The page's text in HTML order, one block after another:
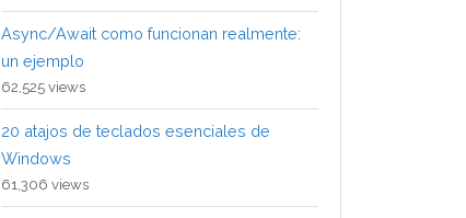
Async/Await como funcionan realmente:
un ejemplo
62,525 views
20 atajos de teclados esenciales de
Windows
61,306 views